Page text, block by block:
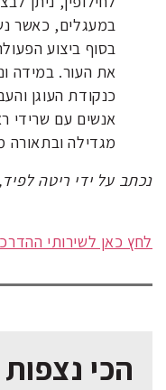
במעגלים, כאשר
בסוף ביצוע
את העור. במידה
כנקודת העוגן
אנשים עם שרידי
מגדילה
נכתב על ידי ריטה
לחץ כאן לשירותי
הכי נצפות